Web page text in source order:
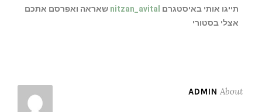
תייגו אותי באיסטגרם nitzan_avital שאראה ואפרסם אתכם
אצלי בסטורי
About
ADMIN